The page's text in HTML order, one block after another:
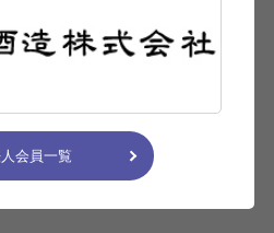
会員一覧